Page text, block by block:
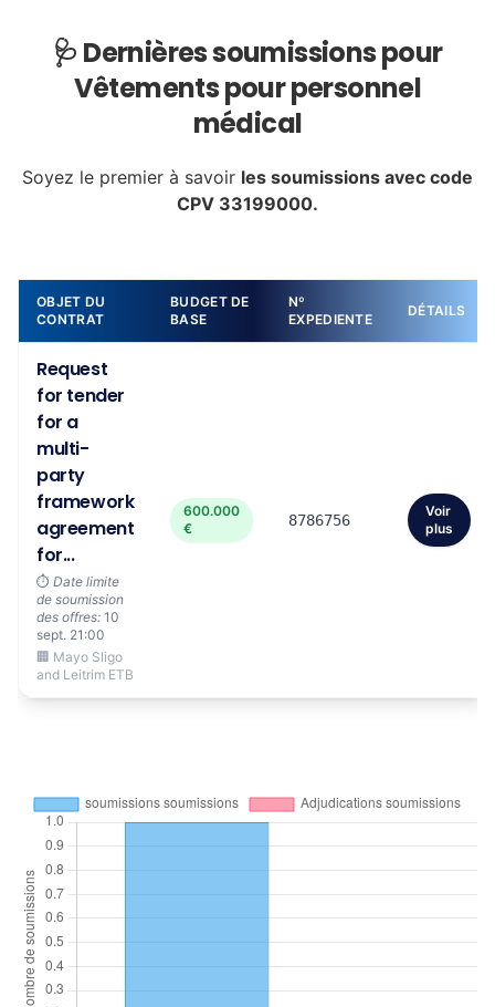
🩺 Dernières soumissions pour
Vêtements pour personnel
médical
Soyez le premier à savoir les soumissions avec code
CPV 33199000.
OBJET DU
CONTRAT
BUDGET DE
BASE
Nº
EXPEDIENTE
DÉTAILS
Request
for tender
for a
multi-
party
framework
agreement
for...
⏱️ Date limite
de soumission
des offres: 10
sept. 21:00
🏢 Mayo Sligo
and Leitrim ETB
600.000
€
8786756
Voir
plus